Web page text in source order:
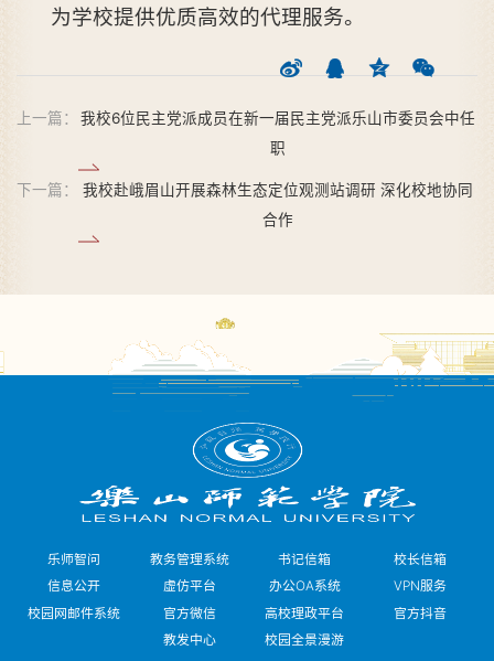
为学校提供优质高效的代理服务。
上一篇：
我校6位民主党派成员在新一届民主党派乐山市委员会中任
职
下一篇：
我校赴峨眉山开展森林生态定位观测站调研 深化校地协同
合作
乐师智问 教务管理系统 书记信箱
校长信箱
信息公开
虚仿平台 办公OA系统
VPN服务
校园网邮件系统
官方微信 高校理政平台
官方抖音
教发中心
校园全景漫游